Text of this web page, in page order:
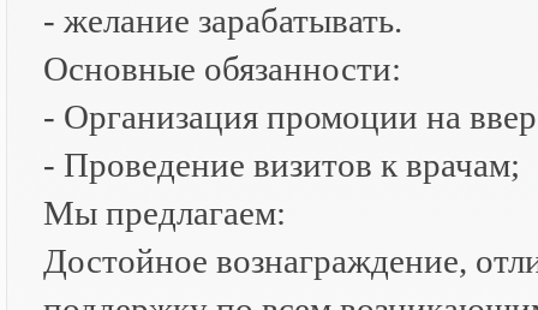
- желание зарабатывать.
Основные обязанности:
- Организация промоции на
- Проведение визитов к врачам;
Мы предлагаем:
Достойное вознаграждение,